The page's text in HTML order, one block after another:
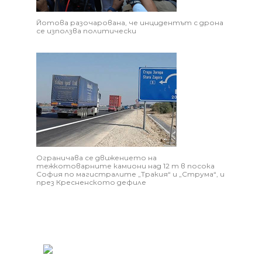
Йотова разочарована, че инцидентът с дрона
се използва политически
Ограничава се движението на
тежкотоварните камиони над 12 т в посока
София по магистралите „Тракия“ и „Струма“, и
през Кресненското дефиле